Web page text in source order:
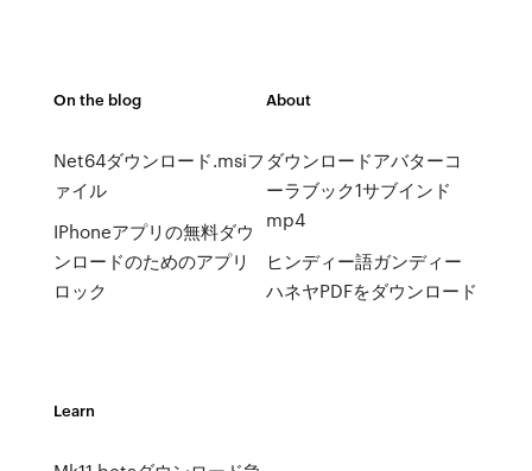
On the blog
Net64ダウンロード.msiフ
ァイル
IPhoneアプリの無料ダウ
ンロードのためのアプリ
ロック
About
ダウンロードアバターコ
ーラブック1サブインド
mp4
ヒンディー語ガンディー
ハネヤPDFをダウンロード
Learn